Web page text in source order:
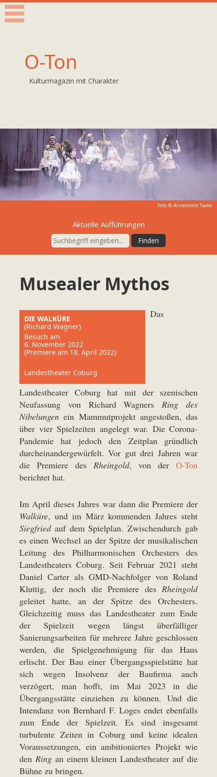
O-Ton
Kulturmagazin mit Charakter
Foto © Annemone Taake
Aktuelle Aufführungen
Musealer Mythos
DIE WALKÜRE
(Richard Wagner)
Besuch am
6. November 2022
(Premiere am 18. April 2022)
Landestheater Coburg
Das
Landestheater Coburg hat mit der szenischen
Neufassung von Richard Wagners Ring des
Nibelungen ein Mammutprojekt angestoßen, das
über vier Spielzeiten angelegt war. Die Corona-
Pandemie hat jedoch den Zeitplan gründlich
durcheinandergewürfelt. Vor gut drei Jahren war
die Premiere des Rheingold, von der O-Ton
berichtet hat.
Im April dieses Jahres war dann die Premiere der
Walküre, und im März kommenden Jahres steht
Siegfriedauf dem Spielplan. Zwischendurch gab
es einen Wechsel an der Spitze der musikalischen
Leitung des Philharmonischen Orchesters des
Landestheaters Coburg. Seit Februar 2021 steht
Daniel Carter als GMD-Nachfolger von Roland
Kluttig, der noch die Premiere des Rheingold
geleitet hatte, an der Spitze des Orchesters.
Gleichzeitig muss das Landestheater zum Ende
der Spielzeit wegen längst überfälliger
Sanierungsarbeiten für mehrere Jahre geschlossen
werden, die Spielgenehmigung für das Haus
erlischt. Der Bau einer Übergangsspielstätte hat
sich wegen Insolvenz der Baufirma auch
verzögert, man hofft, im Mai 2023 in die
Übergangsstätte einziehen zu können. Und die
Intendanz von Bernhard F. Loges endet ebenfalls
zum Ende der Spielzeit. Es sind insgesamt
turbulente Zeiten in Coburg und keine idealen
Voraussetzungen, ein ambitioniertes Projekt wie
den Ringan einem kleinen Landestheater auf die
Bühne zu bringen.